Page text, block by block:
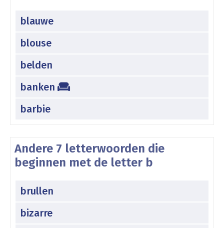
blauwe
blouse
belden
banken
barbie
Andere 7 letterwoorden die
beginnen met de letter b
brullen
bizarre